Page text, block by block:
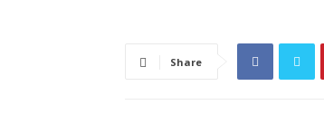
Share